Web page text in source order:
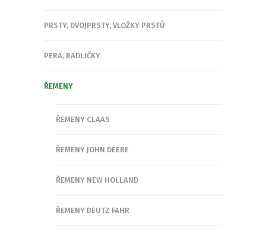
PRSTY, DVOJPRSTY, VLOŽKY PRSTŮ
PERA, RADLIČKY
ŘEMENY
ŘEMENY CLAAS
ŘEMENY JOHN DEERE
ŘEMENY NEW HOLLAND
ŘEMENY DEUTZ FAHR